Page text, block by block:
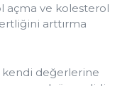
açma ve kolesterol
arttırma
kendi değerlerine